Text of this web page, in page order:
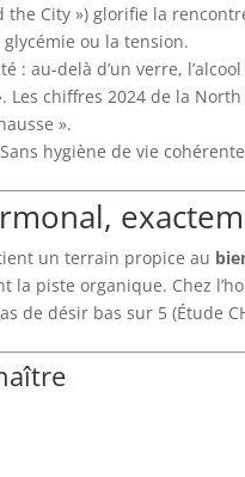
the City ») glorifie la
ou la tension.
: au-delà d’un verre,
Les chiffres 2024 de la
».
hygiène de vie
un terrain propice au
la piste organique. Chez
de désir bas sur 5 (Étude